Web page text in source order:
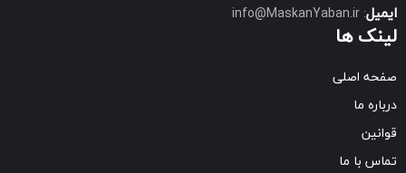
ایمیل: info@MaskanYaban.ir
لینک ها
صفحه اصلی
درباره ما
قوانین
تماس با ما